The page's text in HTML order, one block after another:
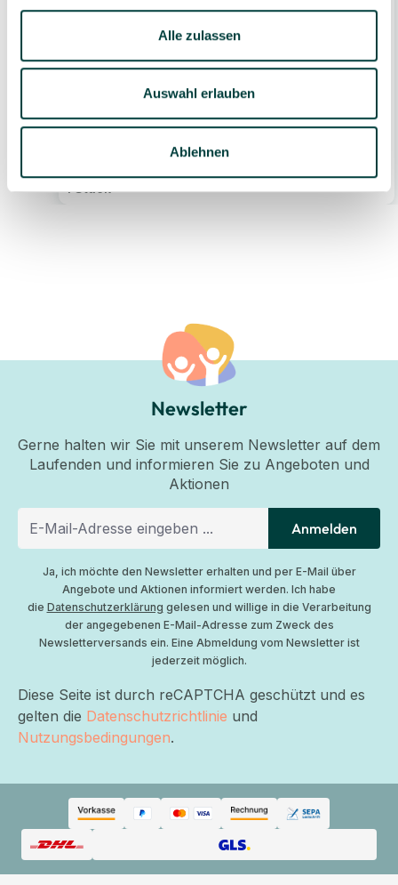
Alle zulassen
Auswahl erlauben
Ablehnen
allen Sinnen
1 Stück
Newsletter
Gerne halten wir Sie mit unserem Newsletter auf dem
Laufenden und informieren Sie zu Angeboten und
Aktionen
Anmelden
Ja, ich möchte den Newsletter erhalten und per E-Mail über
Angebote und Aktionen informiert werden. Ich habe
die Datenschutzerklärung gelesen und willige in die Verarbeitung
der angegebenen E-Mail-Adresse zum Zweck des
Newsletterversands ein. Eine Abmeldung vom Newsletter ist
jederzeit möglich.
Diese Seite ist durch reCAPTCHA geschützt und es
gelten die Datenschutzrichtlinie und
Nutzungsbedingungen.